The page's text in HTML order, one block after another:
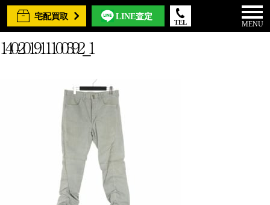
宅配買取 LINE査定
TEL MENU
140-201911100392_1